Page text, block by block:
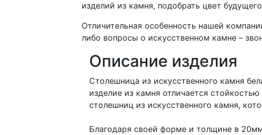
изделий из камня, подобрать цвет
Отличительная особенность нашей
либо вопросы о искусственном камне –
Описание изделия
Столешница из искусственного камня
изделие из камня отличается
столешниц из искусственного камня,
Благодаря своей форме и толщине в